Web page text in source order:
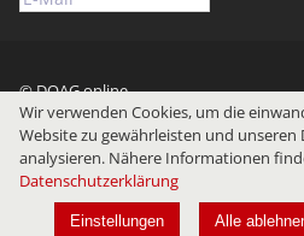
© DOAG online
Impressum
Datenschutz
Wir verwenden Cookies, um die
Website zu gewährleisten und unseren
analysieren. Nähere Informationen
Datenschutzerklärung
Einstellungen Alle